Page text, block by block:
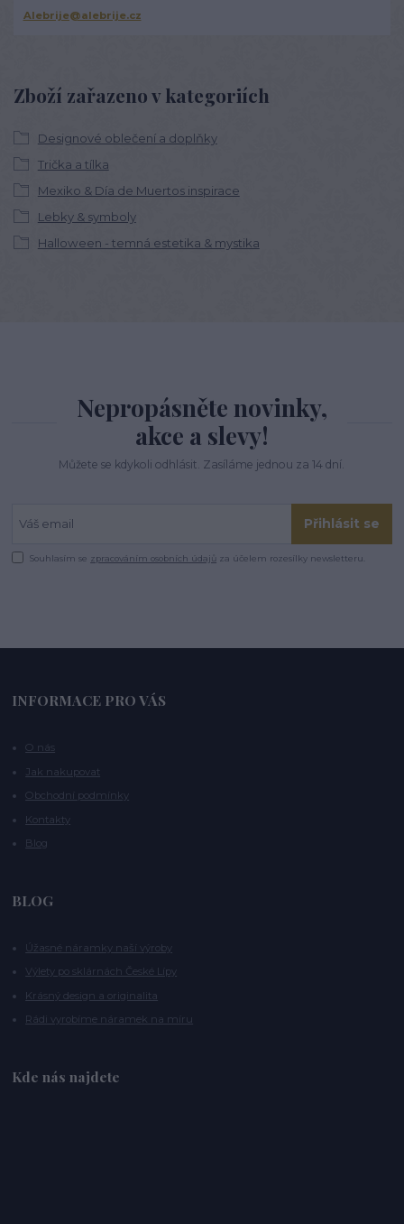
Zboží zařazeno v kategoriích
Designové oblečení a doplňky
Trička a tílka
Mexiko & Día de Muertos inspirace
Lebky & symboly
Halloween - temná estetika & mystika
Alebrije@alebrije.cz
Nepropásněte novinky,
akce a slevy!
Můžete se kdykoli odhlásit. Zasíláme jednou za 14 dní.
Přihlásit se
Souhlasím se zpracováním osobních údajů za účelem rozesílky newsletteru.
INFORMACE PRO VÁS
O nás
Jak nakupovat
Obchodní podmínky
Kontakty
Blog
BLOG
Úžasné náramky naší výroby
Výlety po sklárnách České Lípy
Krásný design a originalita
Rádi vyrobíme náramek na míru
Kde nás najdete